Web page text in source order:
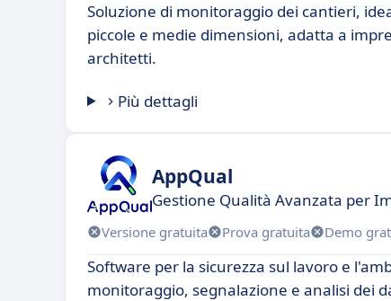
Soluzione di monitoraggio dei cantieri,
piccole e medie dimensioni, adatta a
architetti.
Più dettagli
AppQual
Gestione Qualità Avanzata per
Versione gratuita Prova gratuita Demo
Software per la sicurezza sul lavoro e
monitoraggio, segnalazione e analisi dei